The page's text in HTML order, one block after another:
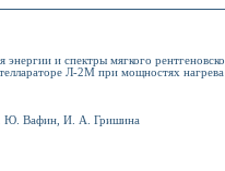
энергии и спектры мягкого
Л-2М при мощностях
Ю. Вафин, И. А. Гришина